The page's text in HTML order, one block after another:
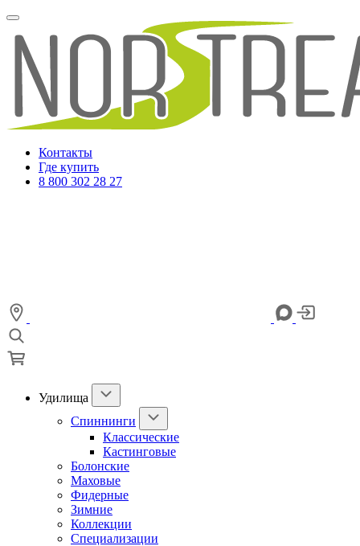
Контакты
Где купить
8 800 302 28 27
Удилища
Спиннинги
Классические
Кастинговые
Болонские
Маховые
Фидерные
Зимние
Коллекции
Специализации